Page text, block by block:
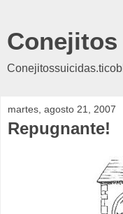
martes, agosto 21, 2007
Repugnante!